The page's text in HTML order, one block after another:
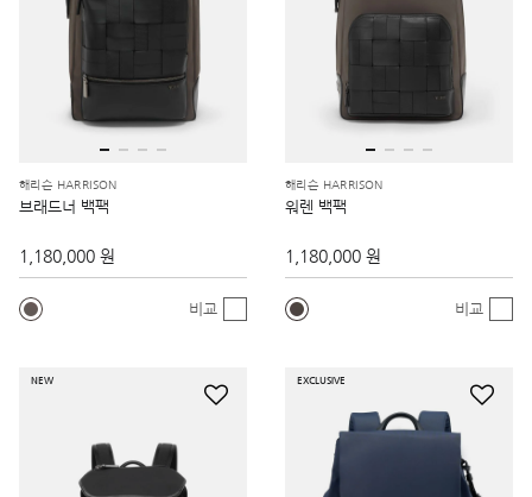
해리슨 HARRISON
브래드너 백팩
1,180,000 원
비교
해리슨 HARRISON
워렌 백팩
1,180,000 원
비교
NEW EXCLUSIVE